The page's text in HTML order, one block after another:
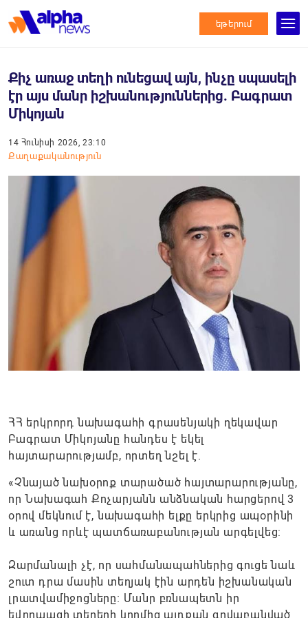
եթերում
Քիչ առաջ տեղի ունեցավ այն, ինչը սպասելի
էր այս մանր իշխանություններից. Բագրատ
Միկոյան
14 Հունիսի 2026, 23:10
Քաղաքականություն
ՀՀ երկրորդ նախագահի գրասենյակի ղեկավար
Բագրատ Միկոյանը հանդես է եկել
հայտարարությամբ, որտեղ նշել է.
«Չնայած նախօրոք տարածած հայտարարությանը,
որ Նախագահ Քոչարյանն անձնական հարցերով 3
օրով մեկնում է, նախագահի ելքը երկրից ապօրինի
և առանց որևէ պատճառաբանության արգելվեց:
Զարմանալի չէ, որ սահմանապահներից գուցե նաև
շուտ դրա մասին տեղյակ էին արդեն իշխանական
լրատվամիջոցները։ Մանր բռնապետն իր
եվրոպացի տերերի կողմից այդքան գովաբանված